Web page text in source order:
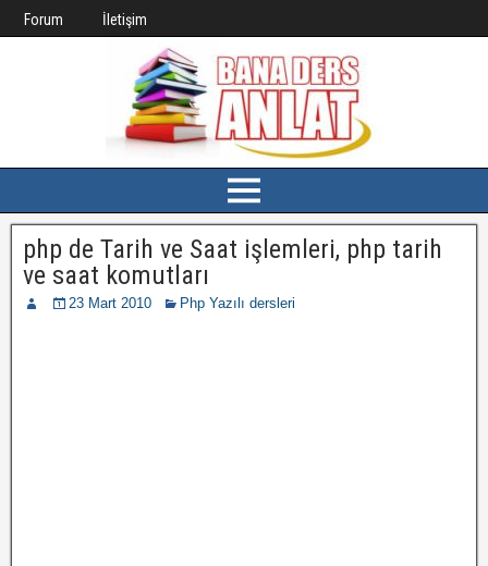
Forum İletişim
php de Tarih ve Saat işlemleri, php tarih
ve saat komutları
23 Mart 2010 Php Yazılı dersleri